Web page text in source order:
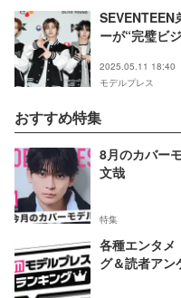
SEVENTEEN
ーが“完璧ビ
2025.05.11 18:40
モデルプレス
おすすめ特集
8月のカバー
文哉
特集
各種エンタメ
グ＆読者アン